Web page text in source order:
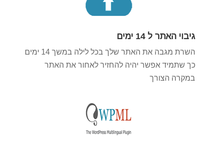
גיבוי האתר ל 14 ימים
השרת מגבה את האתר שלך בכל לילה במשך 14 ימים
כך שתמיד אפשר יהיה להחזיר לאחור את האתר
במקרה הצורך